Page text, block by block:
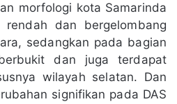
morfologi kota Samarinda
dan bergelombang
sedangkan pada bagian
dan juga terdapat
wilayah selatan. Dan
signifikan pada DAS